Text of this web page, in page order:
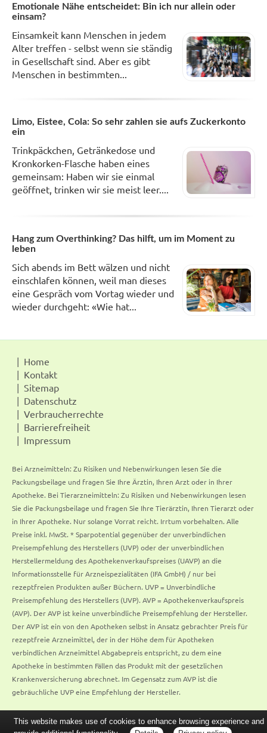
Emotionale Nähe entscheidet: Bin ich nur allein oder
einsam?
Einsamkeit kann Menschen in jedem
Alter treffen - selbst wenn sie ständig
in Gesellschaft sind. Aber es gibt
Menschen in bestimmten...
Limo, Eistee, Cola: So sehr zahlen sie aufs Zuckerkonto
ein
Trinkpäckchen, Getränkedose und
Kronkorken-Flasche haben eines
gemeinsam: Haben wir sie einmal
geöffnet, trinken wir sie meist leer....
Hang zum Overthinking? Das hilft, um im Moment zu
leben
Sich abends im Bett wälzen und nicht
einschlafen können, weil man dieses
eine Gespräch vom Vortag wieder und
wieder durchgeht: «Wie hat...
Home
Kontakt
Sitemap
Datenschutz
Verbraucherrechte
Barrierefreiheit
Impressum
Bei Arzneimitteln: Zu Risiken und Nebenwirkungen lesen Sie die
Packungsbeilage und fragen Sie Ihre Ärztin, Ihren Arzt oder in Ihrer
Apotheke. Bei Tierarzneimitteln: Zu Risiken und Nebenwirkungen lesen
Sie die Packungsbeilage und fragen Sie Ihre Tierärztin, Ihren Tierarzt oder
in Ihrer Apotheke. Nur solange Vorrat reicht. Irrtum vorbehalten. Alle
Preise inkl. MwSt. * Sparpotential gegenüber der unverbindlichen
Preisempfehlung des Herstellers (UVP) oder der unverbindlichen
Herstellermeldung des Apothekenverkaufspreises (UAVP) an die
Informationsstelle für Arzneispezialitäten (IFA GmbH) / nur bei
rezeptfreien Produkten außer Büchern. UVP = Unverbindliche
Preisempfehlung des Herstellers (UVP). AVP = Apothekenverkaufspreis
(AVP). Der AVP ist keine unverbindliche Preisempfehlung der Hersteller.
Der AVP ist ein von den Apotheken selbst in Ansatz gebrachter Preis für
rezeptfreie Arzneimittel, der in der Höhe dem für Apotheken
verbindlichen Arzneimittel Abgabepreis entspricht, zu dem eine
Apotheke in bestimmten Fällen das Produkt mit der gesetzlichen
Krankenversicherung abrechnet. Im Gegensatz zum AVP ist die
gebräuchliche UVP eine Empfehlung der Hersteller.
This website makes use of cookies to enhance browsing experience and